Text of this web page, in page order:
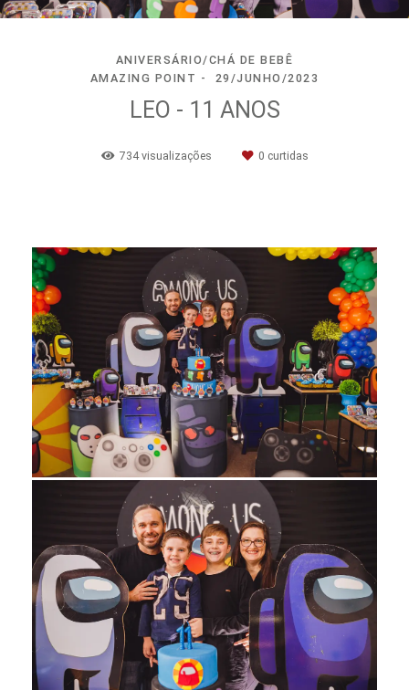
ANIVERSÁRIO/CHÁ DE BEBÊ
AMAZING POINT
29/JUNHO/2023
LEO - 11 ANOS
734visualizações 0 curtidas